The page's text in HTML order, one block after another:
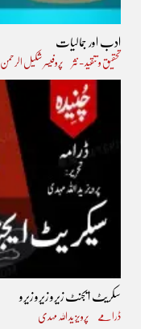
ادب اور جمالیات
تحقیق و تنقید - نثر پروفیسر شکیل الرحمن
سکریٹ ایجنٹ زیرو زیرو زیرو
ڈرامے پرویز ید اللہ مہدی